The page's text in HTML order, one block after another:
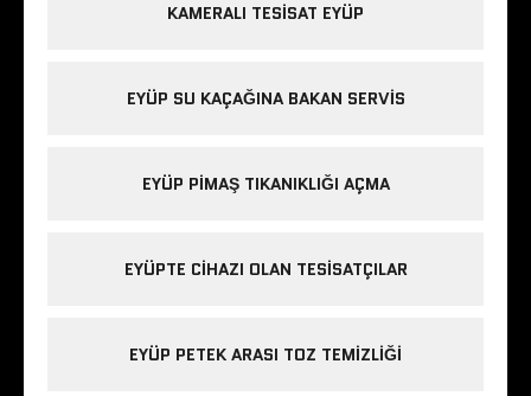
KAMERALI TESISAT EYÜP
EYÜP SU KAÇAĞINA BAKAN SERVIS
EYÜP PIMAŞ TIKANIKLIĞI AÇMA
EYÜPTE CIHAZI OLAN TESISATÇILAR
EYÜP PETEK ARASI TOZ TEMIZLIĞI